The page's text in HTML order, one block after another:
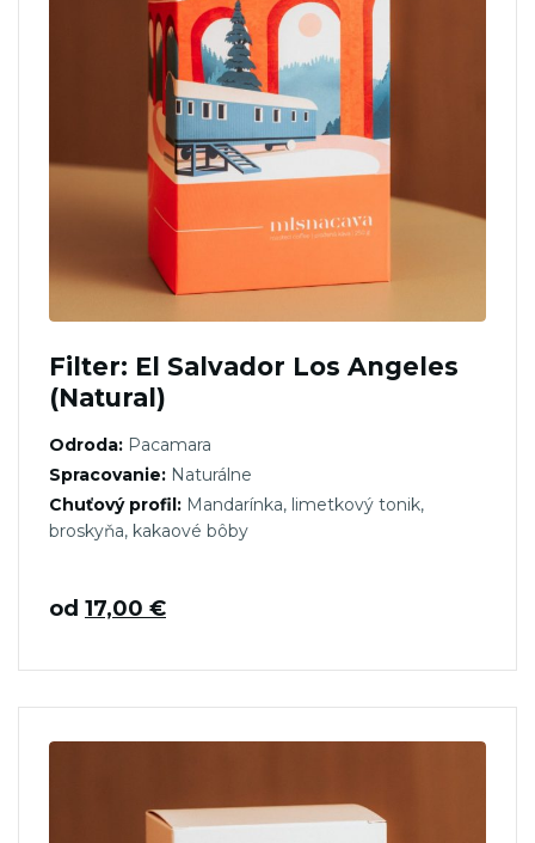
Filter: El Salvador Los Angeles
(Natural)
Odroda: Pacamara
Spracovanie: Naturálne
Chuťový profil: Mandarínka, limetkový tonik,
broskyňa, kakaové bôby
od 17,00 €